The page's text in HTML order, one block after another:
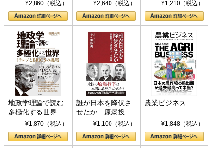
¥2,860（税込） ¥2,640（税込） ¥1,210（税込）
地政学理論で読む
多極化する世界：
トランプとBRICS
の挑戦
¥1,870（税込）
誰が日本を降伏さ
せたか 原爆投
下、ソ連参戦、そ
して聖断 (PHP新
書)
¥1,100（税込）
農業ビジネス
¥1,848（税込）